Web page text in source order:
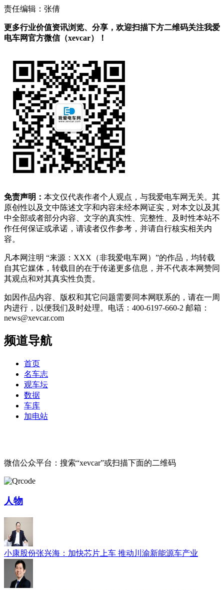
责任编辑：张倩
更多行业价值资讯浏览、分享，欢迎扫描下方二维码关注我爱
电车网官方微信（xevcar）！
免责声明： 本文仅代表作者个人观点，与我爱电车网无关。其
原创性以及文中陈述文字和内容未经本网证实，对本文以及其
中全部或者部分内容、文字的真实性、完整性、及时性本站不
作任何保证或承诺，请读者仅作参考，并请自行核实相关内
容。
凡本网注明 “来源：XXX（非我爱电车网）”的作品，均转载
自其它媒体，转载目的在于传递更多信息，并不代表本网赞同
其观点和对其真实性负责。
如因作品内容、版权和其它问题需要同本网联系的，请在一周
内进行，以便我们及时处理。电话：400-6197-660-2 邮箱：
news@xevcar.com
频道导航
首页
名车志
观车坛
数据
车库
加电站
微信公众平台：搜索“xevcar”或扫描下面的二维码
人物
小康股份张兴海：加快芯片上车 推动川渝新能源车产业